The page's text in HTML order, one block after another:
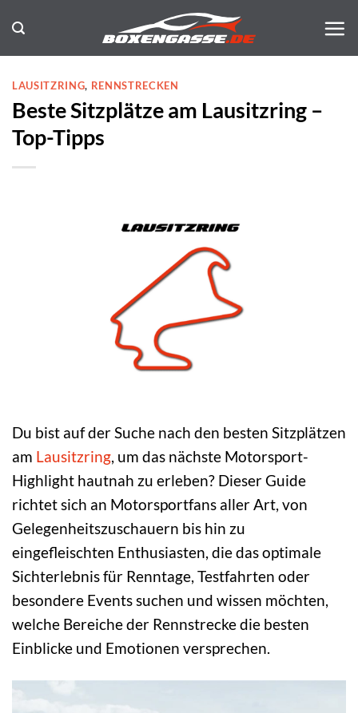
Inhalt
springen
LAUSITZRING, RENNSTRECKEN
Beste Sitzplätze am Lausitzring –
Top-Tipps
Du bist auf der Suche nach den besten Sitzplätzen
am Lausitzring, um das nächste Motorsport-
Highlight hautnah zu erleben? Dieser Guide
richtet sich an Motorsportfans aller Art, von
Gelegenheitszuschauern bis hin zu
eingefleischten Enthusiasten, die das optimale
Sichterlebnis für Renntage, Testfahrten oder
besondere Events suchen und wissen möchten,
welche Bereiche der Rennstrecke die besten
Einblicke und Emotionen versprechen.